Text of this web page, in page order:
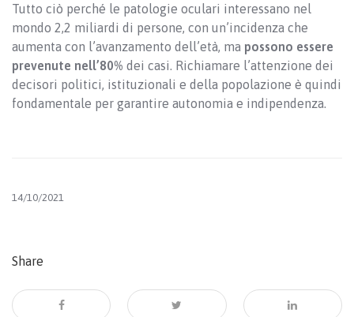
Tutto ciò perché le patologie oculari interessano nel
mondo 2,2 miliardi di persone, con un’incidenza che
aumenta con l’avanzamento dell’età, ma possono essere
prevenute nell’80% dei casi. Richiamare l’attenzione dei
decisori politici, istituzionali e della popolazione è quindi
fondamentale per garantire autonomia e indipendenza.
14/10/2021
Share